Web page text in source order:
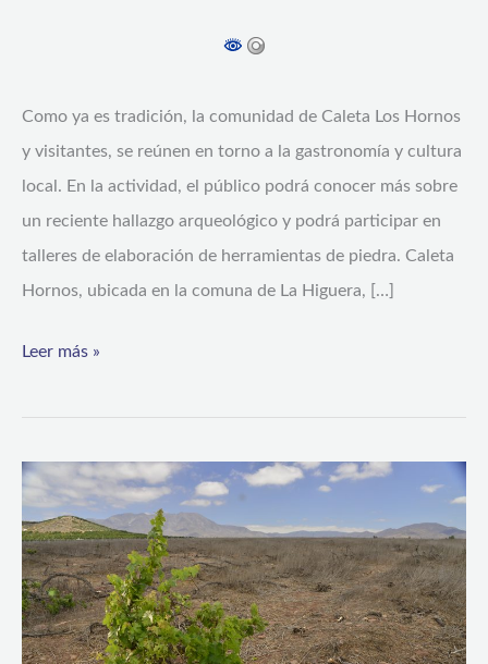
Como ya es tradición, la comunidad de Caleta Los Hornos
y visitantes, se reúnen en torno a la gastronomía y cultura
local. En la actividad, el público podrá conocer más sobre
un reciente hallazgo arqueológico y podrá participar en
talleres de elaboración de herramientas de piedra. Caleta
Hornos, ubicada en la comuna de La Higuera, […]
Leer más »
Se
pronostican
temperaturas
bajo
el
rango